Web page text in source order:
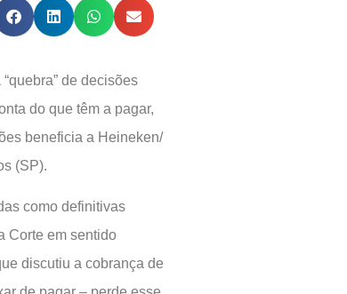
de decisões
do que têm a pagar,
beneficia a Heineken/
(SP).
como definitivas
Corte em sentido
discutiu a cobrança de